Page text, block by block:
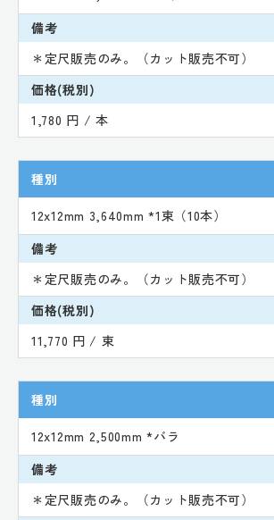
備考
＊定尺販売のみ。（カット販売不可）
価格(税別)
1,780 円 / 本
種別
12x12mm 3,640mm *1束（10本）
備考
＊定尺販売のみ。（カット販売不可）
価格(税別)
11,770 円 / 束
種別
12x12mm 2,500mm *バラ
備考
＊定尺販売のみ。（カット販売不可）